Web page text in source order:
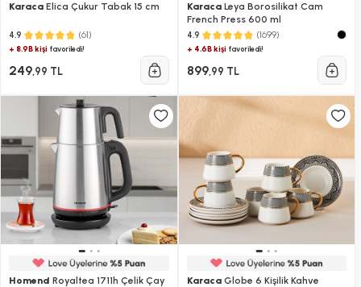
Karaca Elica Çukur Tabak 15 cm
4.9 (61)
+ 8.9B kişi favoriledi!
249,99 TL
KaracaLeya Borosilikat Cam
French Press 600 ml
4.9 (1699)
+ 4.6B kişifavoriledi!
899,99 TL
Homend Royaltea 1711h Çelik Çay
KaracaGlobe 6 Kişilik Kahve